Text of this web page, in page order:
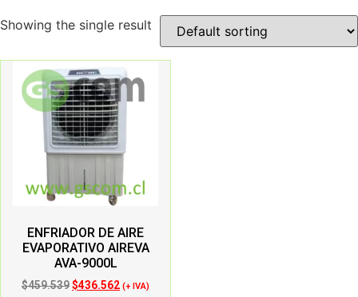
Showing the single result
ENFRIADOR DE AIRE
EVAPORATIVO AIREVA
AVA-9000L
$459.539$436.562 (+ IVA)